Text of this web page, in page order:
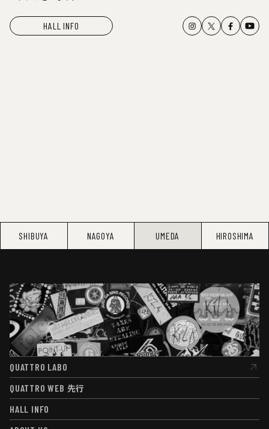
HALL INFO
SHIBUYA NAGOYA UMEDA HIROSHIMA
QUATTRO LABO
QUATTRO LABO
QUATTRO WEB 先行
QUATTRO WEB先行
HALL INFO
HALL INFO